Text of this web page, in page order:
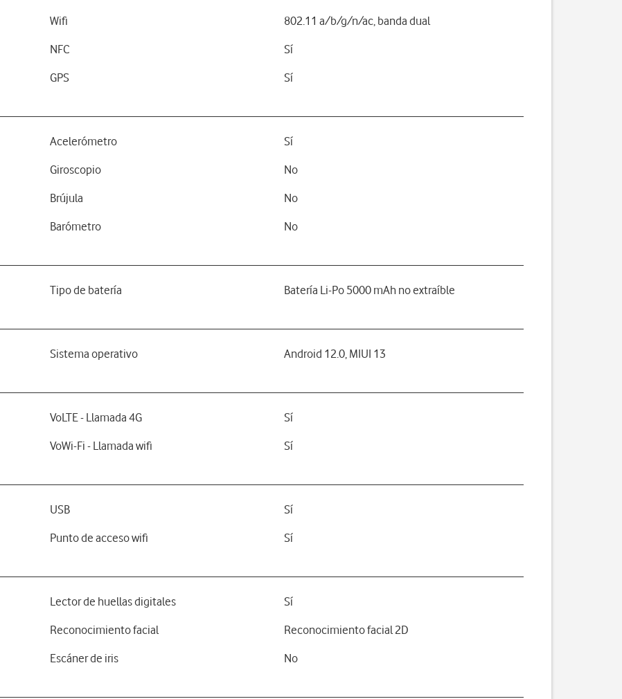
Wifi 802.11 a/b/g/n/ac, banda dual
NFC Sí
GPS Sí
Acelerómetro Sí
Giroscopio No
Brújula No
Barómetro No
Tipo de batería Batería Li-Po 5000 mAh no extraíble
Sistema operativo Android 12.0, MIUI 13
VoLTE - Llamada 4G Sí
VoWi-Fi - Llamada wifi Sí
USB Sí
Punto de acceso wifi Sí
Lector de huellas digitales Sí
Reconocimiento facial Reconocimiento facial 2D
Escáner de iris No